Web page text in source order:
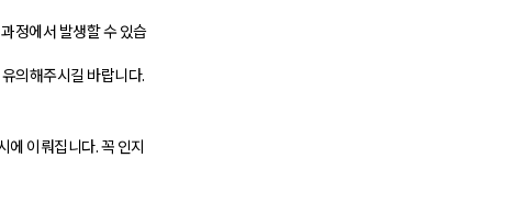
정에서 발생할 수 있습
의해주시길 바랍니다.
에 이뤄집니다. 꼭 인지